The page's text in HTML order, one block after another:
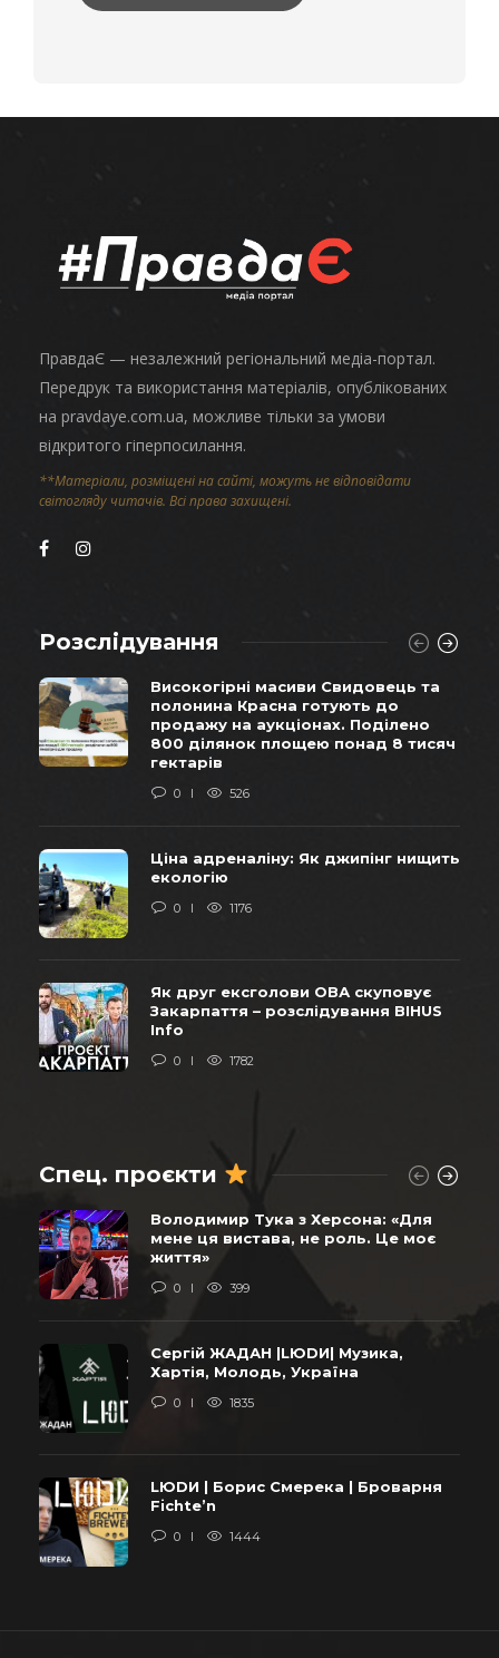
ПравдаЄ — незалежний регіональний медіа-портал.
Передрук та використання матеріалів, опублікованих
на pravdaye.com.ua, можливе тільки за умови
відкритого гіперпосилання.
**Матеріали, розміщені на сайті, можуть не відповідати
світогляду читачів. Всі права захищені.
Розслідування
Високогірні масиви Свидовець та
полонина Красна готують до
продажу на аукціонах. Поділено
800 ділянок площею понад 8 тисяч
гектарів
0 526
Ціна адреналіну: Як джипінг нищить
екологію
0 1176
Як друг ексголови ОВА скуповує
Закарпаття – розслідування BIHUS
Info
0 1782
Спец. проєкти
Володимир Тука з Херсона: «Для
мене ця вистава, не роль. Це моє
життя»
0 399
Сергій ЖАДАН |LЮDИ| Музика,
Хартія, Молодь, Україна
0 1835
LЮDИ | Борис Смерека | Броварня
Fichte’n
0 1444